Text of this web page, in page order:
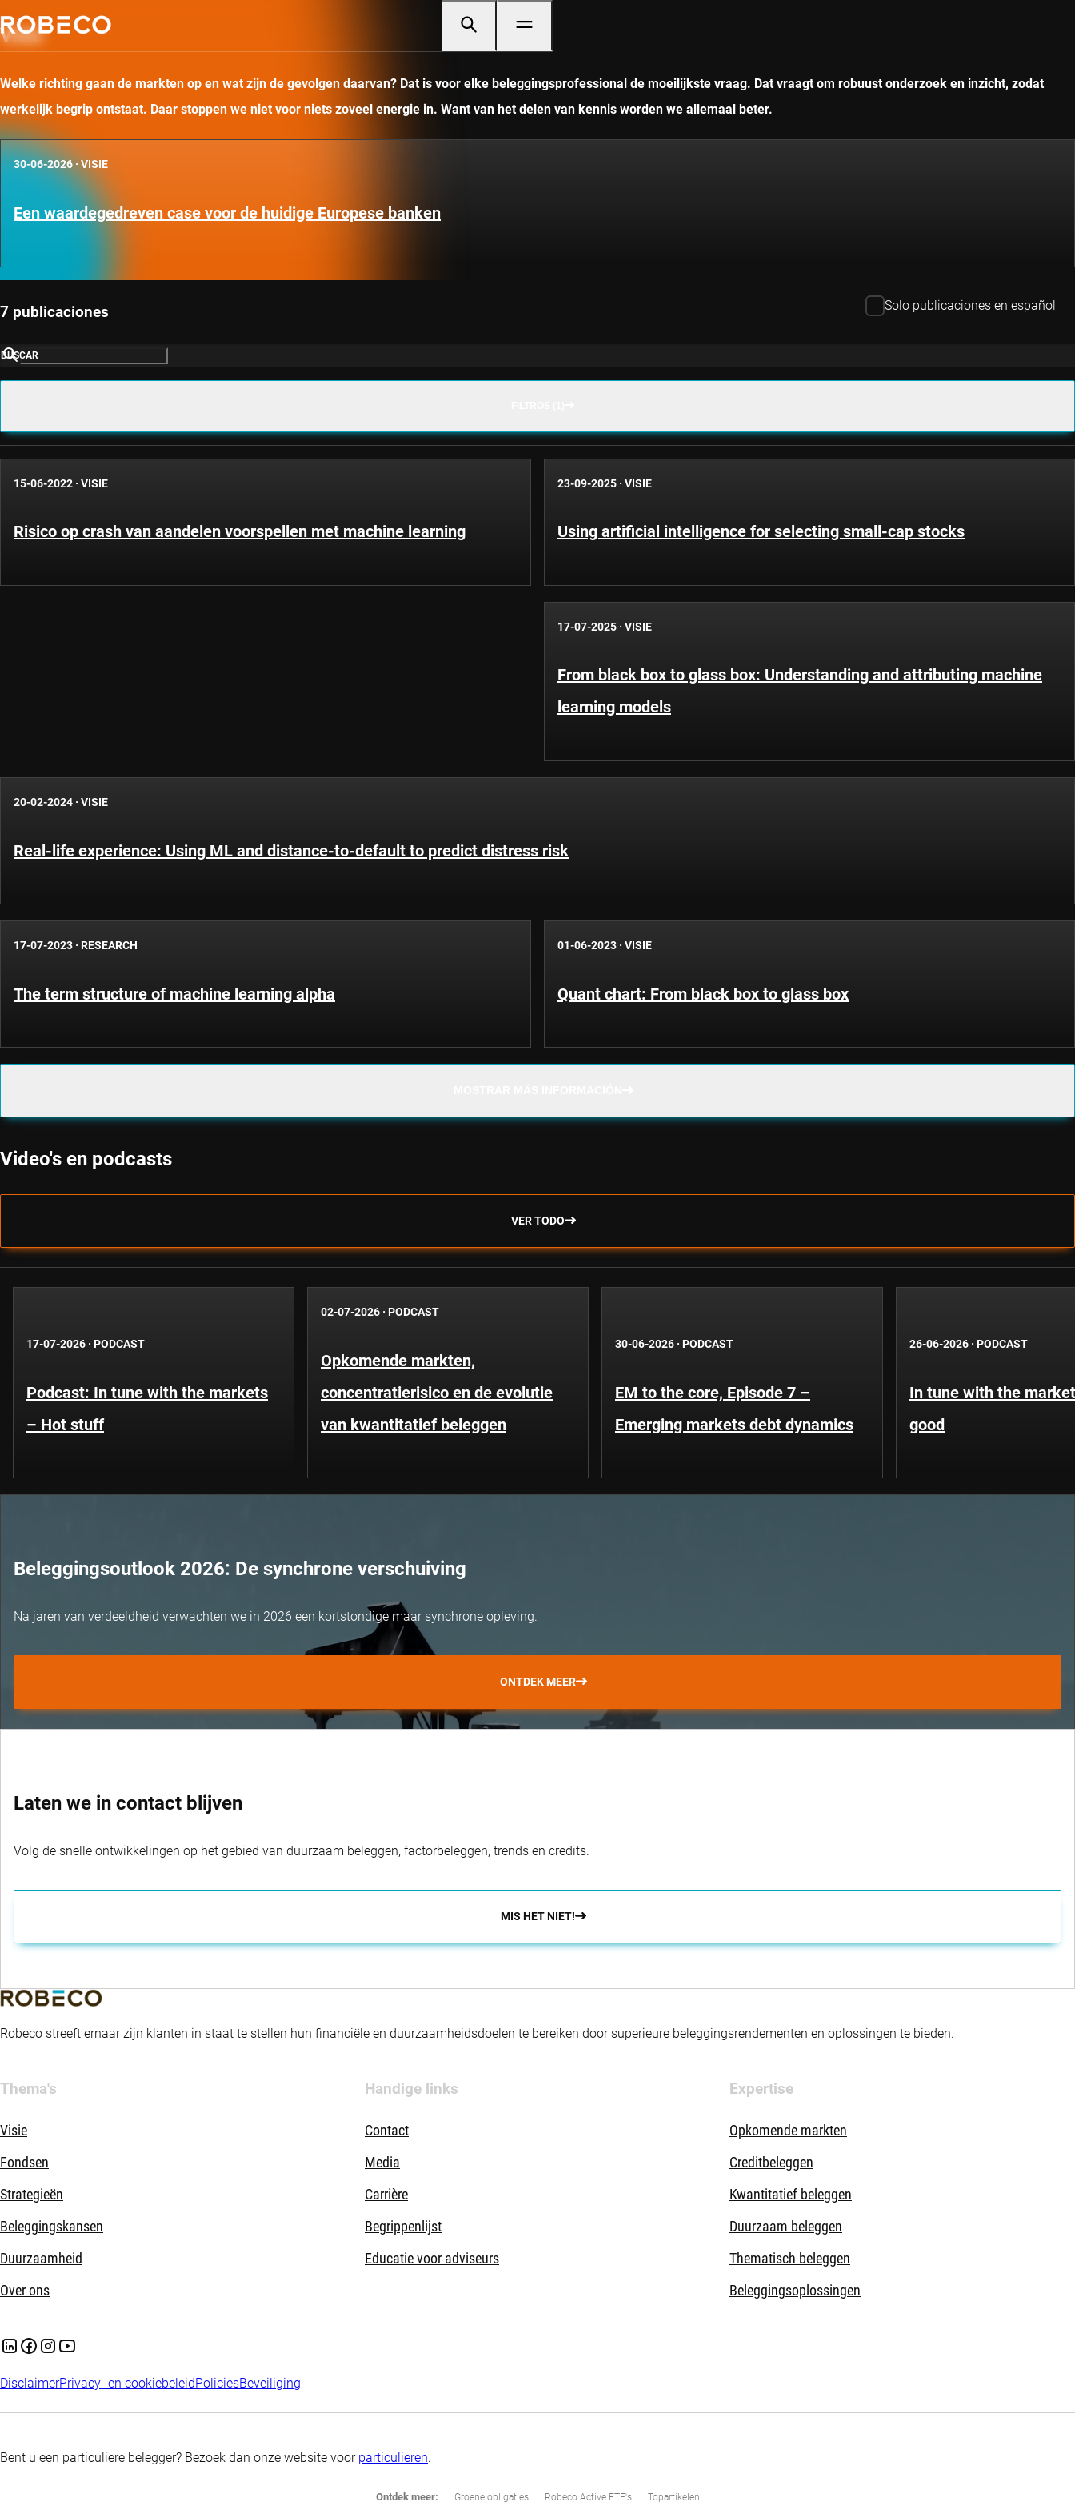
Visie
Welke richting gaan de markten op en wat zijn de gevolgen daarvan? Dat is voor elke beleggingsprofessional de moeilijkste vraag. Dat vraagt om robuust onderzoek en inzicht, zodat
werkelijk begrip ontstaat. Daar stoppen we niet voor niets zoveel energie in. Want van het delen van kennis worden we allemaal beter.
30-06-2026·VISIE
Een waardegedreven case voor de huidige Europese banken
7 publicaciones Solo publicaciones en español
BUSCAR
15-06-2022 · VISIE
Risico op crash van aandelen voorspellen met machine learning
23-09-2025 · VISIE
Using artificial intelligence for selecting small-cap stocks
17-07-2025 · VISIE
From black box to glass box: Understanding and attributing machine
learning models
20-02-2024 · VISIE
Real-life experience: Using ML and distance-to-default to predict distress risk
17-07-2023 · RESEARCH
The term structure of machine learning alpha
01-06-2023 · VISIE
Quant chart: From black box to glass box
Video's en podcasts
VER TODO
17-07-2026 · PODCAST
Podcast: In tune with the markets
– Hot stuff
02-07-2026 · PODCAST
Opkomende markten,
concentratierisico en de evolutie
van kwantitatief beleggen
30-06-2026 · PODCAST
EM to the core, Episode 7 –
Emerging markets debt dynamics
26-06-2026 · PODCAST
In tune with the
good
Beleggingsoutlook 2026: De synchrone verschuiving
Na jaren van verdeeldheid verwachten we in 2026 een kortstondige maar synchrone opleving.
ONTDEK MEER
Laten we in contact blijven
Volg de snelle ontwikkelingen op het gebied van duurzaam beleggen, factorbeleggen, trends en credits.
MIS HET NIET!
Robeco streeft ernaar zijn klanten in staat te stellen hun financiële en duurzaamheidsdoelen te bereiken door superieure beleggingsrendementen en oplossingen te bieden.
Thema's
Visie
Fondsen
Strategieën
Beleggingskansen
Duurzaamheid
Over ons
Handige links
Contact
Media
Carrière
Begrippenlijst
Educatie voor adviseurs
Expertise
Opkomende markten
Creditbeleggen
Kwantitatief beleggen
Duurzaam beleggen
Thematisch beleggen
Beleggingsoplossingen
DisclaimerPrivacy- en cookiebeleid PoliciesBeveiliging
Bent u een particuliere belegger? Bezoek dan onze website voor particulieren.
Ontdek meer: Groene obligaties Robeco Active ETF's Topartikelen